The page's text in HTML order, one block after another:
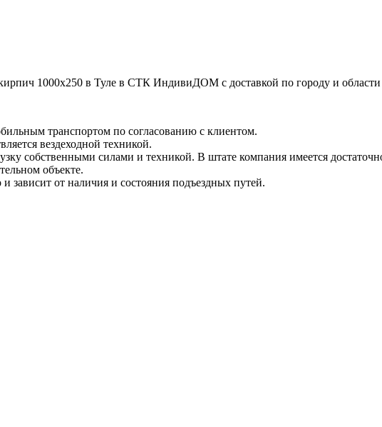
1000х250 в Туле в СТК ИндивиДОМ с доставкой по городу и области
транспортом по согласованию с клиентом.
вездеходной техникой.
собственными силами и техникой. В штате компания имеется
объекте.
зависит от наличия и состояния подъездных путей.